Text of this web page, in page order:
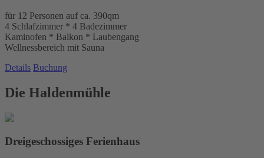
für 12 Personen auf ca. 390qm
4 Schlafzimmer * 4 Badezimmer
Kaminofen * Balkon * Laubengang
Wellnessbereich mit Sauna
Details Buchung
Die Haldenmühle
Dreigeschossiges Ferienhaus